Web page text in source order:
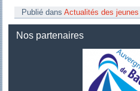
Publié dans Actualités des jeunes
Nos partenaires